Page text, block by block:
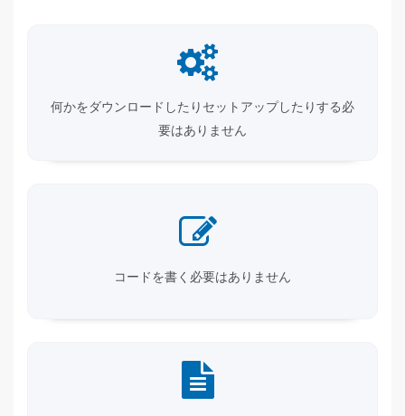
何かをダウンロードしたりセットアップしたりする必
要はありません
コードを書く必要はありません